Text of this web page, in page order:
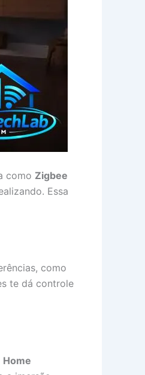
como Zigbee
Essa
como
te dá controle
Home